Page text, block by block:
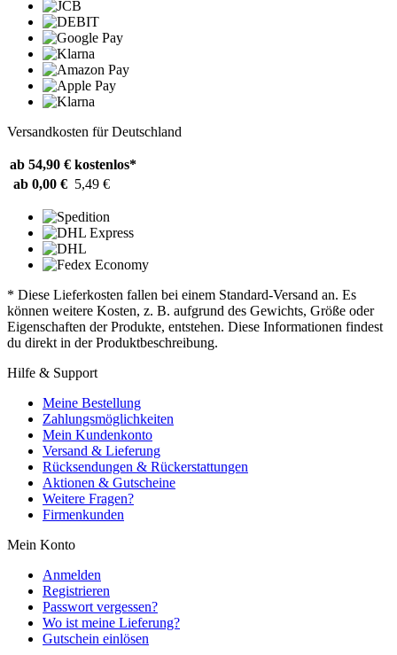
Versandkosten für Deutschland
ab 54,90 € kostenlos*
ab 0,00 € 5,49 €
* Diese Lieferkosten fallen bei einem Standard-Versand an. Es
können weitere Kosten, z. B. aufgrund des Gewichts, Größe oder
Eigenschaften der Produkte, entstehen. Diese Informationen findest
du direkt in der Produktbeschreibung.
Hilfe & Support
Meine Bestellung
Zahlungsmöglichkeiten
Mein Kundenkonto
Versand & Lieferung
Rücksendungen & Rückerstattungen
Aktionen & Gutscheine
Weitere Fragen?
Firmenkunden
Mein Konto
Anmelden
Registrieren
Passwort vergessen?
Wo ist meine Lieferung?
Gutschein einlösen